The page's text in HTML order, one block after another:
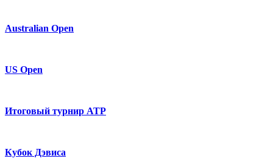
Australian Open
US Open
Итоговый турнир ATP
Кубок Дэвиса